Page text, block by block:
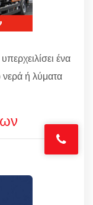
ένα
νερά ή λύματα